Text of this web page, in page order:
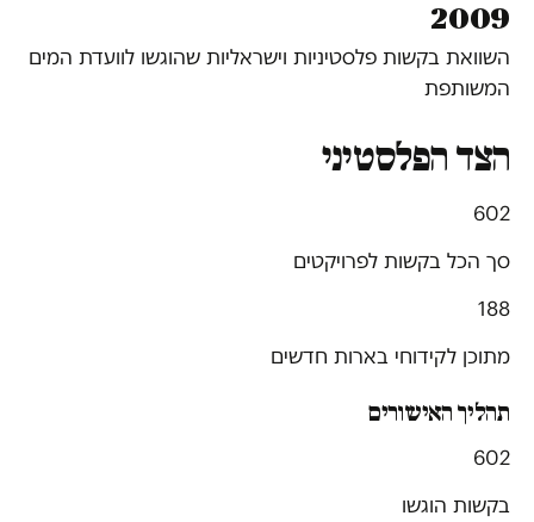
2009
השוואת בקשות פלסטיניות וישראליות שהוגשו לוועדת המים
המשותפת
הצד הפלסטיני
602
סך הכל בקשות לפרויקטים
188
מתוכן לקידוחי בארות חדשים
תהליך האישורים
602
בקשות הוגשו